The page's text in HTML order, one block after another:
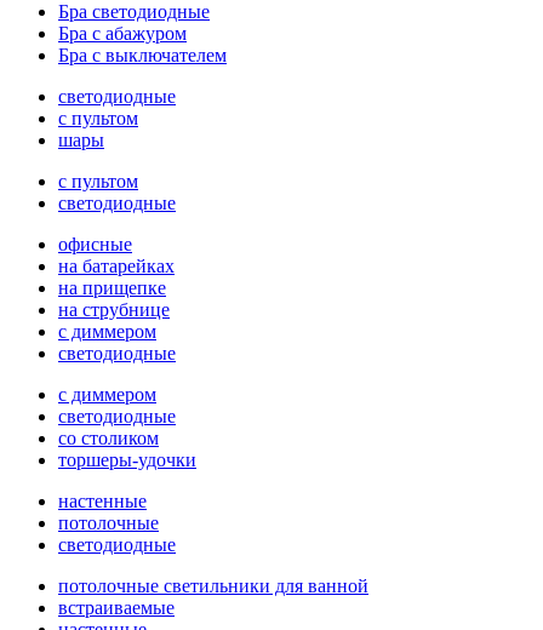
Бра светодиодные
Бра с абажуром
Бра с выключателем
светодиодные
с пультом
шары
с пультом
светодиодные
офисные
на батарейках
на прищепке
на струбнице
с диммером
светодиодные
с диммером
светодиодные
со столиком
торшеры-удочки
настенные
потолочные
светодиодные
потолочные светильники для ванной
встраиваемые